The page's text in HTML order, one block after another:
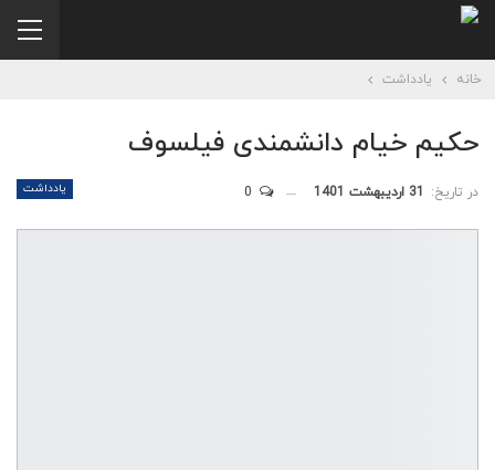
خانه یادداشت
حکیم خیام دانشمندی فیلسوف
یادداشت در تاریخ: 31 اردیبهشت 1401